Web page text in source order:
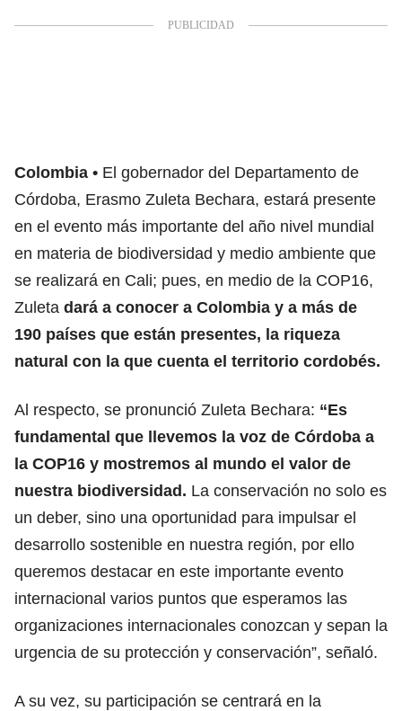
Colombia
El gobernador del Departamento de
Córdoba, Erasmo Zuleta Bechara, estará presente
en el evento más importante del año nivel mundial
en materia de biodiversidad y medio ambiente que
se realizará en Cali; pues, en medio de la COP16,
Zuleta dará a conocer a Colombia y a más de
190 países que están presentes, la riqueza
natural con la que cuenta el territorio cordobés.
Al respecto, se pronunció Zuleta Bechara: “Es
fundamental que llevemos la voz de Córdoba a
la COP16 y mostremos al mundo el valor de
nuestra biodiversidad. La conservación no solo es
un deber, sino una oportunidad para impulsar el
desarrollo sostenible en nuestra región, por ello
queremos destacar en este importante evento
internacional varios puntos que esperamos las
organizaciones internacionales conozcan y sepan la
urgencia de su protección y conservación”, señaló.
A su vez, su participación se centrará en la